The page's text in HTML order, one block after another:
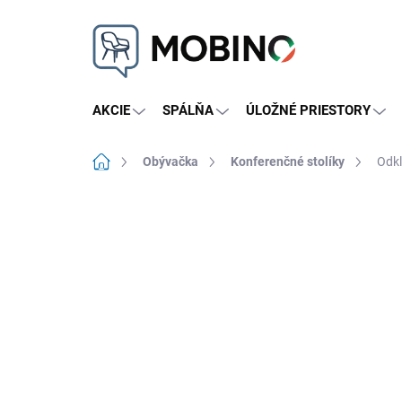
AKCIE SPÁLŇA ÚLOŽNÉ PRIESTORY
DomovObývačka Konferenčné stolíky